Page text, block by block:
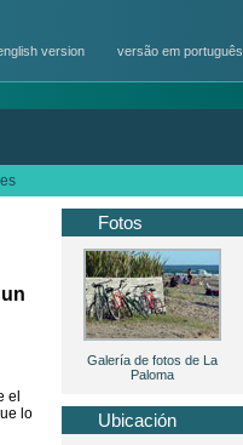
version versão em português
el
lo
Fotos
Galería de fotos de La
Paloma
Ubicación